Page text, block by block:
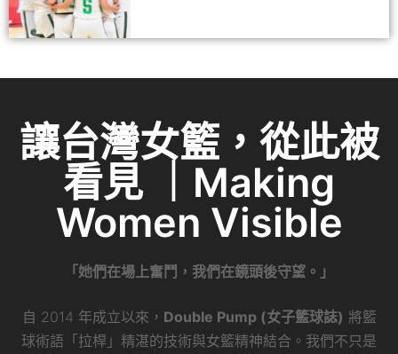
讓台灣女籃，從此被
看見 ｜Making
Women Visible
「她們在場上奮鬥，我們在鏡頭後守望。」
自 2014 年成立以來， Double Pump (女子籃球誌) 將籃
球術語「拉桿」精湛的技術與女籃精神結合。我們不只是